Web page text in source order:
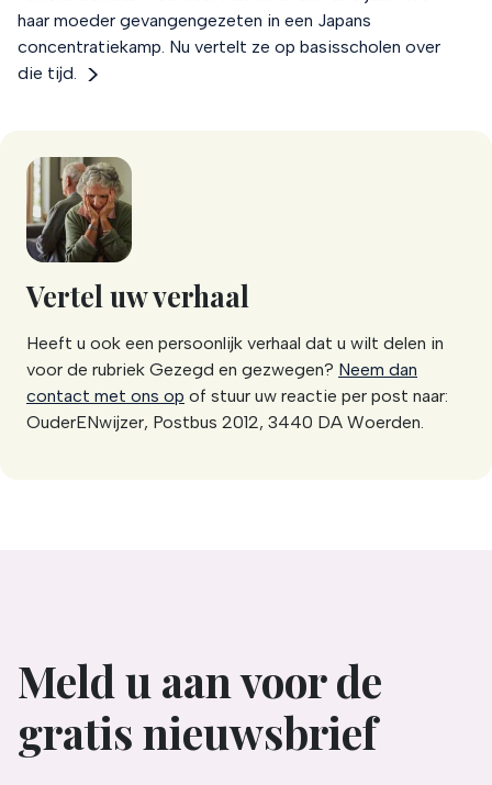
haar moeder gevangengezeten in een Japans
concentratiekamp. Nu vertelt ze op basisscholen over
die tijd.
Vertel uw verhaal
Heeft u ook een persoonlijk verhaal dat u wilt delen in
voor de rubriek Gezegd en gezwegen? Neem dan
contact met ons op of stuur uw reactie per post naar:
OuderENwijzer, Postbus 2012, 3440 DA Woerden.
Meld u aan voor de
gratis nieuwsbrief